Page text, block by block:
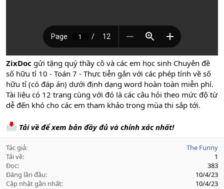
ZixDoc gửi tặng quý thầy cô và các em học sinh Chuyên đề
số hữu tỉ 10 - Toán 7 - Thực tiễn gắn với các phép tính về số
hữu tỉ (có đáp án) dưới định dạng word hoàn toàn miễn phí.
Tài liệu có 12 trang cùng với đó là các câu hỏi theo mức độ từ
dễ đến khó cho các em tham khảo trong mùa thi sắp tới.
Tải về để xem bản đầy đủ và chính xác nhất!
Tác giả
The Funny
Tải về
1
Đọc
383
Đăng lần đầu
10/4/23
Cập nhật gần nhất
10/4/23